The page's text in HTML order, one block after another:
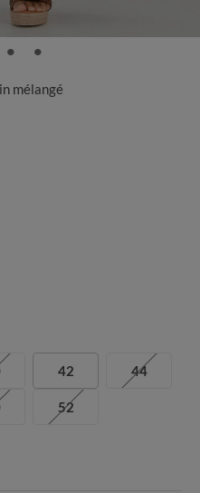
mélangé
42 44
52